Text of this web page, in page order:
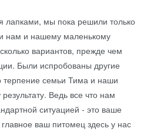
лапками, мы пока решили только
нам и нашему маленькому
вариантов, прежде чем
Были испробованы другие
терпение семьи Тима и наши
Ведь все что нам
ситуацией - это ваше
ваш питомец здесь у нас